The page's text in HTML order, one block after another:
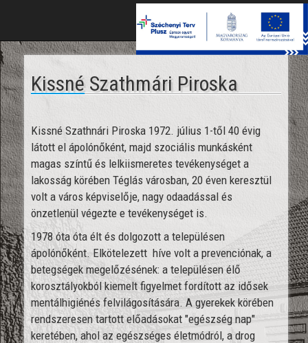
Kissné Szathmári Piroska
Kissné Szathnári Piroska 1972. július 1-től 40 évig
látott el ápolónőként, majd szociális munkásként
magas színtű és lelkiismeretes tevékenységet a
lakosság körében Téglás városban, 20 éven keresztül
volt a város képviselője, nagy odaadással és
önzetlenül végezte e tevékenységet is.
1978 óta óta élt és dolgozott a településen
ápolónőként. Elkötelezett híve volt a prevenciónak, a
betegségek megelőzésének: a településen élő
korosztályokból kiemelt figyelmet fordított az idősek
mentálhigiénés felvilágosítására. A gyerekek körében
rendszeresen tartott előadásokat "egészség nap"
keretében, ahol az egészséges életmódról, a drog